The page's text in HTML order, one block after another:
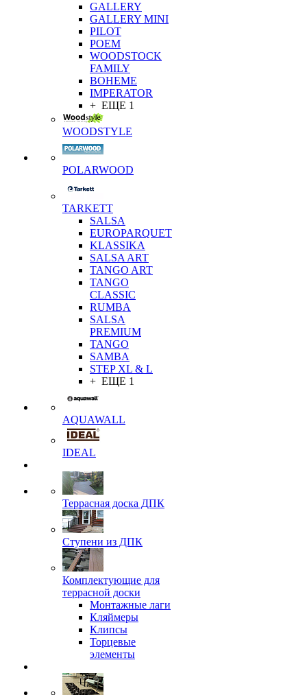
GALLERY
GALLERY MINI
PILOT
POEM
WOODSTOCK
FAMILY
BOHEME
IMPERATOR
+ ЕЩЕ 1
WOODSTYLE
POLARWOOD
TARKETT
SALSA
EUROPARQUET
KLASSIKA
SALSA ART
TANGO ART
TANGO
CLASSIC
RUMBA
SALSA
PREMIUM
TANGO
SAMBA
STEP XL & L
+ ЕЩЕ 1
AQUAWALL
IDEAL
Террасная доска ДПК
Ступени из ДПК
Комплектующие для
террасной доски
Монтажные лаги
Кляймеры
Клипсы
Торцевые
элементы